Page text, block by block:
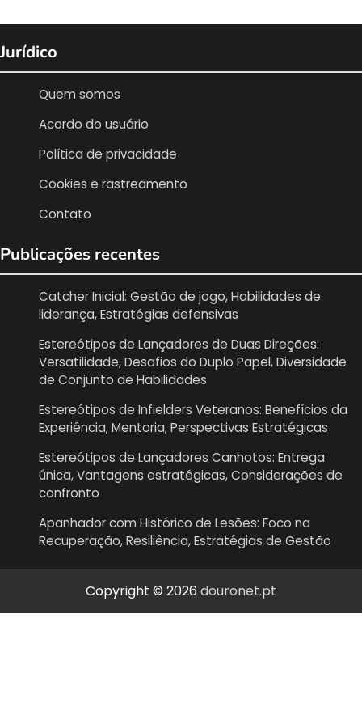
Jurídico
Quem somos
Acordo do usuário
Política de privacidade
Cookies e rastreamento
Contato
Publicações recentes
Catcher Inicial: Gestão de jogo, Habilidades de
liderança, Estratégias defensivas
Estereótipos de Lançadores de Duas Direções:
Versatilidade, Desafios do Duplo Papel, Diversidade
de Conjunto de Habilidades
Estereótipos de Infielders Veteranos: Benefícios da
Experiência, Mentoria, Perspectivas Estratégicas
Estereótipos de Lançadores Canhotos: Entrega
única, Vantagens estratégicas, Considerações de
confronto
Apanhador com Histórico de Lesões: Foco na
Recuperação, Resiliência, Estratégias de Gestão
Copyright © 2026 douronet.pt